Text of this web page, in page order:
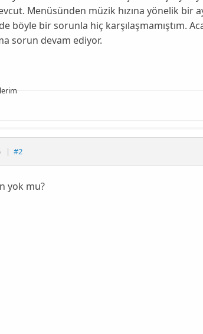
Menüsünden müzik hızına yönelik bir
böyle bir sorunla hiç karşılaşmamıştım.
sorun devam ediyor.
| #2
yok mu?